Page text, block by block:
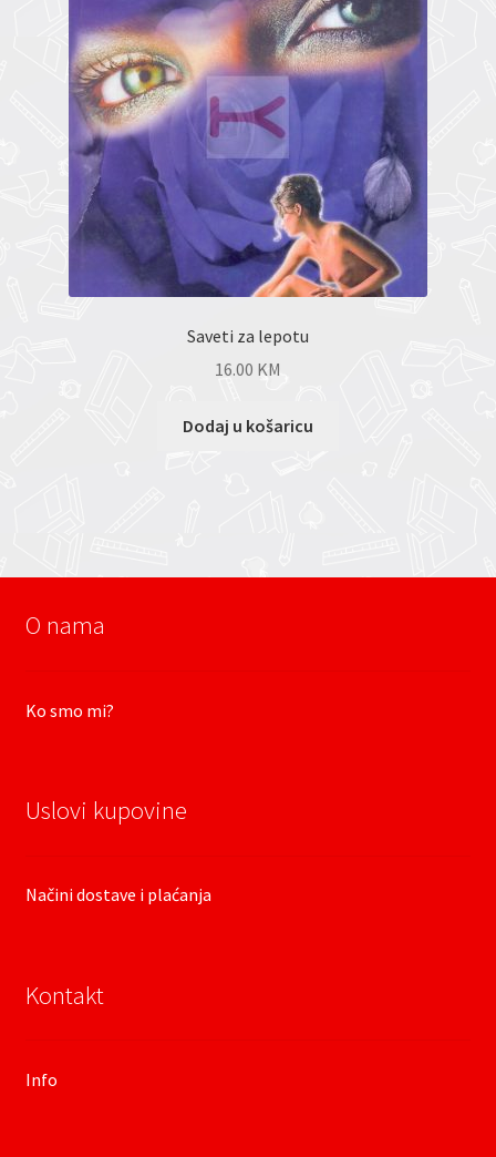
Saveti za lepotu
16.00 KM
Dodaj u košaricu
O nama
Ko smo mi?
Uslovi kupovine
Načini dostave i plaćanja
Kontakt
Info